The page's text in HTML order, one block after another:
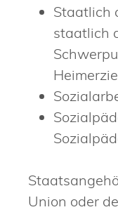
Staatlich
staatlich
Union oder